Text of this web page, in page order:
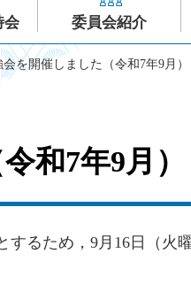
会 委員会紹介
を開催しました（令和7年9月）
和7年9月）
るため，9月16日（火